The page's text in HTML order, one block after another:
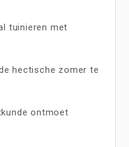
tuinieren met
hectische zomer te
ontmoet